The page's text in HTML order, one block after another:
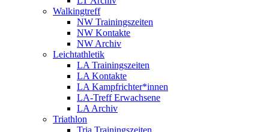
Walkingtreff
NW Trainingszeiten
NW Kontakte
NW Archiv
Leichtathletik
LA Trainingszeiten
LA Kontakte
LA Kampfrichter*innen
LA-Treff Erwachsene
LA Archiv
Triathlon
Tria Trainingszeiten